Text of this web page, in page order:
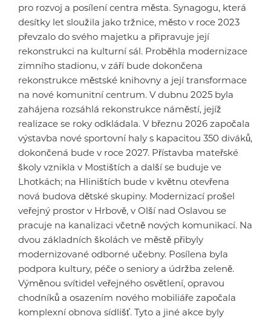
pro rozvoj a posílení centra města. Synagogu, která
desítky let sloužila jako tržnice, město v roce 2023
převzalo do svého majetku a připravuje její
rekonstrukci na kulturní sál. Proběhla modernizace
zimního stadionu, v září bude dokončena
rekonstrukce městské knihovny a její transformace
na nové komunitní centrum. V dubnu 2025 byla
zahájena rozsáhlá rekonstrukce náměstí, jejíž
realizace se roky odkládala. V březnu 2026 započala
výstavba nové sportovní haly s kapacitou 350 diváků,
dokončená bude v roce 2027. Přístavba mateřské
školy vznikla v Mostištích a další se buduje ve
Lhotkách; na Hliništích bude v květnu otevřena
nová budova dětské skupiny. Modernizací prošel
veřejný prostor v Hrbově, v Olší nad Oslavou se
pracuje na kanalizaci včetně nových komunikací. Na
dvou základních školách ve městě přibyly
modernizované odborné učebny. Posílena byla
podpora kultury, péče o seniory a údržba zeleně.
Výměnou svítidel veřejného osvětlení, opravou
chodníků a osazením nového mobiliáře započala
komplexní obnova sídlišť. Tyto a jiné akce byly